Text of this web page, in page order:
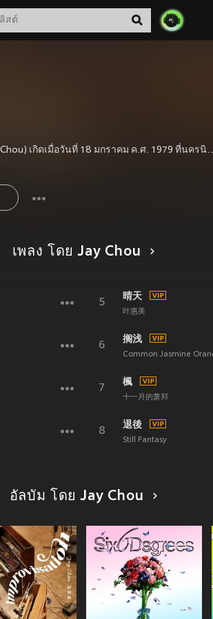
โจวเจี๋ยหลุน หรือ เจย์ โจว (Jay Chou) เกิดเมื่อวันที่ 18 มกราคม ค.ศ. 1979 ที่นครนิวไทเป มณฑลไต้หวัน เขาเป็นศิลปินมากความสามารถที่มีอิทธิพลอย่างสูงในวงการเพลงจีน ไม่เพียงเป็นนักร้องป๊อปชายเท่านั้น แต่ยังทำหน้าที่นักแต่งเพลง โปรดิวเซอร์ ผู้กำกับมิวสิกวิดีโอและภาพยนตร์ รวมถึงนักแสดงอีกด้วย เส้นทางในวงการเริ่มต้นเมื่อปี 2000 หลังจากได้รับการค้นพบโดยอู๋จงเซียน เขาเปิดตัวด้วยอัลบั้มแรก Jay และสร้างชื่อเสียงต่อเนื่องจาก Fantasy และ Ye Hui Mei ซึ่งแสดงให้เห็นเอกลักษณ์ของดนตรีที่ผสมผสานวัฒนธรรมตะวันตกและตะวันออกอย่างกลมกลืน สไตล์ที่แตกต่างและชัดเจนทำให้เขากลายเป็นศิลปินแถวหน้าในยุคใหม่ ระหว่างอาชีพ เขาเคยคว้ารางวัลนักร้องภาษาจีนยอดเยี่ยม 2 ครั้ง, ได้รับรางวัล World Music Awards สาขาศิลปินขายดีที่สุดของจีนติดต่อกัน 3 ปี, ได้รางวัลอัลบั้มภาษาจีนยอดเยี่ยมจาก Golden Melody Awards ถึง 4 ครั้ง และยังชนะ World Music Awards สาขาศิลปินเอเชียขายดีที่สุดอีก 4 ครั้ง เขายังเคยปรากฏบนปก Time Asia และได้รับการยกย่องจาก CNN ว่าเป็นหนึ่งในบุคคลที่ทรงอิทธิพลที่สุดของเอเชีย รวมถึงติดอันดับ 100 บุคคลผู้สร้างสรรค์ที่สุดของโลกโดย Fast Company ปี 2008 เพลง Blue and White Porcelain (青花瓷) ที่มีเนื้อร้องแบบจีนโบราณผสานท่วงทำนองอันไพเราะ กลายเป็นปรา
เพลง โดย Jay Chou
5
晴天
叶惠美
6
搁浅
Common Jasmine
7
楓
十一月的萧邦
8
退後
Still Fantasy
อัลบัม โดย Jay Chou